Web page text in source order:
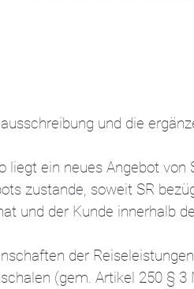
und die
ein neues Angebot von
zustande, soweit SR
und der Kunde innerhalb
der
(gem. Artikel 250 § 3